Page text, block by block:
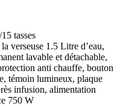
tasses
verseuse 1.5 Litre d’eau,
lavable et détachable,
anti chauffe, bouton
témoin lumineux, plaque
infusion, alimentation
750 W